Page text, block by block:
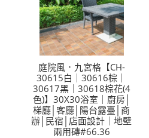
庭院風．九宮格【CH-
30615白｜30616棕｜
30617黑｜30618棕花(4
色)】30X30浴室｜廚房│
梯廳│客廳│陽台露臺│商
辦│民宿│店面設計｜地壁
兩用磚#66.36